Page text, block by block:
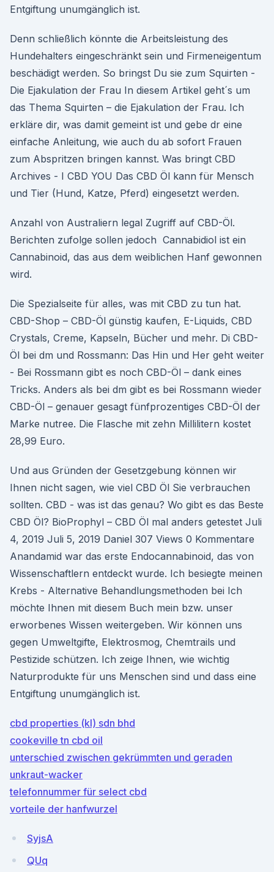
Entgiftung unumgänglich ist.
Denn schließlich könnte die Arbeitsleistung des
Hundehalters eingeschränkt sein und Firmeneigentum
beschädigt werden. So bringst Du sie zum Squirten -
Die Ejakulation der Frau In diesem Artikel geht´s um
das Thema Squirten – die Ejakulation der Frau. Ich
erkläre dir, was damit gemeint ist und gebe dr eine
einfache Anleitung, wie auch du ab sofort Frauen
zum Abspritzen bringen kannst. Was bringt CBD
Archives - I CBD YOU Das CBD Öl kann für Mensch
und Tier (Hund, Katze, Pferd) eingesetzt werden.
Anzahl von Australiern legal Zugriff auf CBD-Öl.
Berichten zufolge sollen jedoch Cannabidiol ist ein
Cannabinoid, das aus dem weiblichen Hanf gewonnen
wird.
Die Spezialseite für alles, was mit CBD zu tun hat.
CBD-Shop – CBD-Öl günstig kaufen, E-Liquids, CBD
Crystals, Creme, Kapseln, Bücher und mehr. Di CBD-
Öl bei dm und Rossmann: Das Hin und Her geht weiter
- Bei Rossmann gibt es noch CBD-Öl – dank eines
Tricks. Anders als bei dm gibt es bei Rossmann wieder
CBD-Öl – genauer gesagt fünfprozentiges CBD-Öl der
Marke nutree. Die Flasche mit zehn Millilitern kostet
28,99 Euro.
Und aus Gründen der Gesetzgebung können wir
Ihnen nicht sagen, wie viel CBD Öl Sie verbrauchen
sollten. CBD - was ist das genau? Wo gibt es das Beste
CBD Öl? BioProphyl – CBD Öl mal anders getestet Juli
4, 2019 Juli 5, 2019 Daniel 307 Views 0 Kommentare
Anandamid war das erste Endocannabinoid, das von
Wissenschaftlern entdeckt wurde. Ich besiegte meinen
Krebs - Alternative Behandlungsmethoden bei Ich
möchte Ihnen mit diesem Buch mein bzw. unser
erworbenes Wissen weitergeben. Wir können uns
gegen Umweltgifte, Elektrosmog, Chemtrails und
Pestizide schützen. Ich zeige Ihnen, wie wichtig
Naturprodukte für uns Menschen sind und dass eine
Entgiftung unumgänglich ist.
cbd properties (kl) sdn bhd
cookeville tn cbd oil
unterschied zwischen gekrümmten und geraden
unkraut-wacker
telefonnummer für select cbd
vorteile der hanfwurzel
SyjsA
QUq